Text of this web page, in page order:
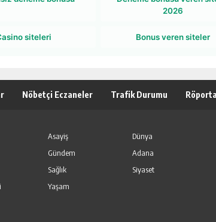
2026
siteleri Bonus veren siteler
Nöbetçi Eczaneler Trafik Durumu
Asayiş Dünya
Gündem Adana
Sağlık Siyaset
Yaşam